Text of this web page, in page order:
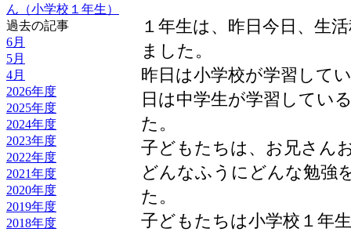
ん（小学校１年生）
過去の記事
6月
5月
4月
2026年度
2025年度
2024年度
2023年度
2022年度
2021年度
2020年度
2019年度
2018年度
１年生は、昨日今日、生
ました。
昨日は小学校が学習して
日は中学生が学習してい
た。
子どもたちは、お兄さん
どんなふうにどんな勉強
た。
子どもたちは小学校１年